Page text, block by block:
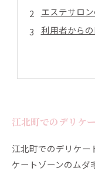
エステサロ
利用者から
満足度の高
江北町でのデリケ
江北町でのデリケー
ケートゾーンのムダ